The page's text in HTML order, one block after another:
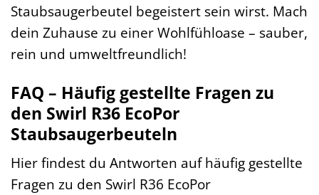
Staubsaugerbeutel begeistert sein wirst. Mach
dein Zuhause zu einer Wohlfühloase – sauber,
rein und umweltfreundlich!
FAQ – Häufig gestellte Fragen zu
den Swirl R36 EcoPor
Staubsaugerbeuteln
Hier findest du Antworten auf häufig gestellte
Fragen zu den Swirl R36 EcoPor